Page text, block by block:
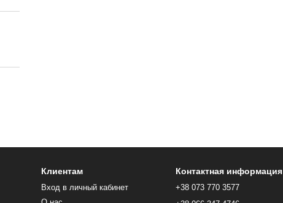
Клиентам
Вход в личный кабинет
Контактная информация
+38 073 770 3577